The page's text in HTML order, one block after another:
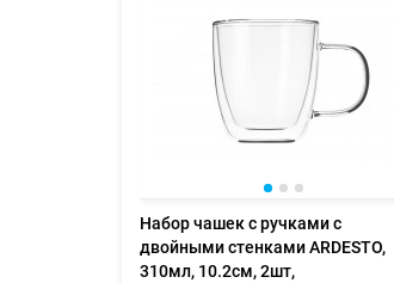
Набор чашек с ручками с
двойными стенками ARDESTO,
310мл, 10.2см, 2шт,